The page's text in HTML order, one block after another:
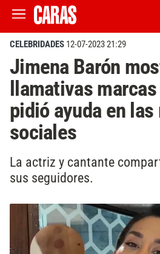
CELEBRIDADES 12-07-2023 21:29
Jimena Barón
llamativas
pidió ayuda en las
sociales
La actriz y cantante
sus seguidores.